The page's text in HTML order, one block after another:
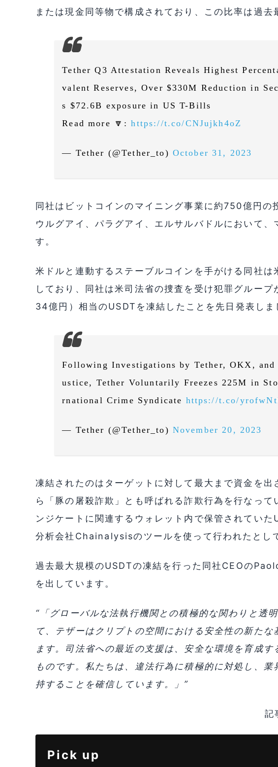
または現金同等物で構成されており、この比率は過去
Tether Q3 Attestation Reveals Highest
valent Reserves, Over $330M Reduction in
s $72.6B exposure in US T-Bills
Read more 🔽:https://t.co/CNJujkh4oZ
— Tether (@Tether_to) October 31, 2023
同社はビットコインのマイニング事業に約750億円の
ウルグアイ、パラグアイ、エルサルバドルにおいて
す。
米ドルと連動するステーブルコインを手がける同社
しており、同社は米司法省の捜査を受け犯罪グルー
34億円）相当のUSDTを凍結したことを先日発表しま
Following Investigations by Tether, OKX, and
ustice, Tether Voluntarily Freezes 225M in
rnational Crime Syndicate https://t.co/
— Tether (@Tether_to) November 20, 2023
凍結されたのはターゲットに対して最大まで資金を
ら「豚の屠殺詐欺」とも呼ばれる詐欺行為を行なっ
ンジケートに関連するウォレット内で保管されてい
分析会社Chainalysisのツールを使って行われたとし
過去最大規模のUSDTの凍結を行った同社CEOの
を出しています。
“「グローバルな法執行機関との積極的な関わりと透
て、テザーはクリプトの空間における安全性の新た
ます。司法省への最近の支援は、安全な環境を育成
ものです。私たちは、違法行為に積極的に対処し、
持することを確信しています。」”
記
Pick up